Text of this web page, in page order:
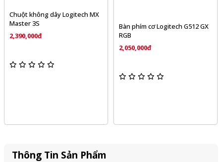
Chuột không dây Logitech MX
Master 3S
2,390,000đ
Bàn phím cơ Logitech G512 GX
RGB
2,050,000đ
Thông Tin Sản Phẩm